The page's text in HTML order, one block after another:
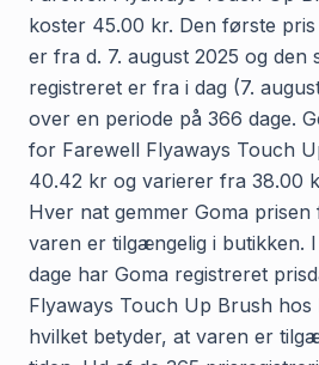
koster 45.00 kr. Den første
er fra d. 7. august 2025 og den
registreret er fra i dag (7.
over en periode på 366 dage.
for Farewell Flyaways Touch
40.42 kr og varierer fra 38.00
Hver nat gemmer Goma
varen er tilgængelig i butikken.
dage har Goma registreret
Flyaways Touch Up Brush hos
hvilket betyder, at varen er